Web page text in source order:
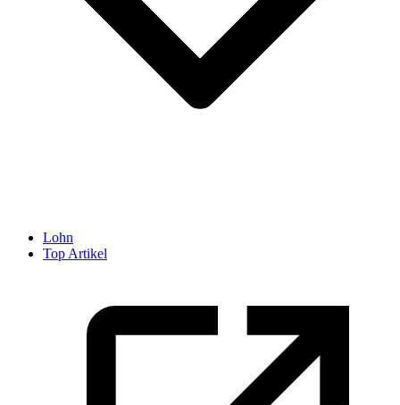
Lohn
Top Artikel